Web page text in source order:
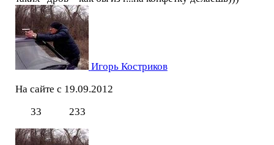
Игорь Костриков
На сайте с 19.09.2012
33
233